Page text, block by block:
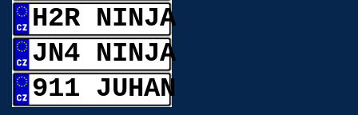
H2R NINJA
JN4 NINJA
911 JUHAN